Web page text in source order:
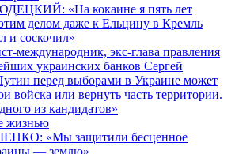
«На кокаине я пять лет
делом даже к Ельцину в Кремль
и соскочил»
международник, экс-глава правления
украинских банков Сергей
перед выборами в Украине может
войска или вернуть часть территории.
из кандидатов»
жизнью
«Мы защитили бесценное
— землю»